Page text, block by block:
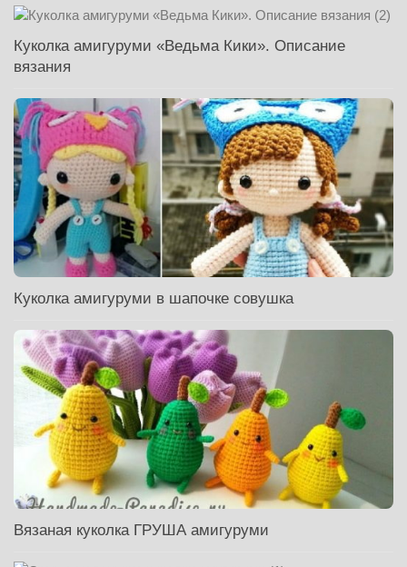
Куколка амигуруми «Ведьма Кики». Описание
вязания
Куколка амигуруми в шапочке совушка
Вязаная куколка ГРУША амигуруми